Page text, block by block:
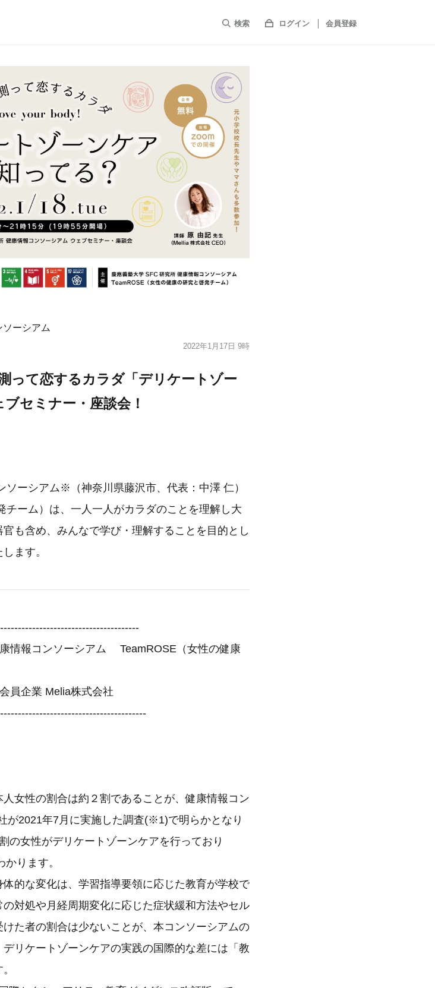
検索 ログイン 会員登録
ーシアム
2022年1月17日 9時
って恋するカラダ「デリケートゾー
セミナー・座談会！
ソーシアム※（神奈川県藤沢市、代表：中澤 仁）
チーム）は、一人一人がカラダのことを理解し大
も含め、みんなで学び・理解することを目的とし
ます。
情報コンソーシアム TeamROSE（女性の健康
員企業 Melia株式会社
女性の割合は約２割であることが、健康情報コン
が2021年7月に実施した調査(※1)で明らかとなり
の女性がデリケートゾーンケアを行っており
ります。
的な変化は、学習指導要領に応じた教育が学校で
対処や月経周期変化に応じた症状緩和方法やセル
た者の割合は少ないことが、本コンソーシアムの
リケートゾーンケアの実践の国際的な差には「教